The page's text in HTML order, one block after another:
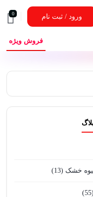
ورود / ثبت نام 0
فروش ویژه
خشک (13)